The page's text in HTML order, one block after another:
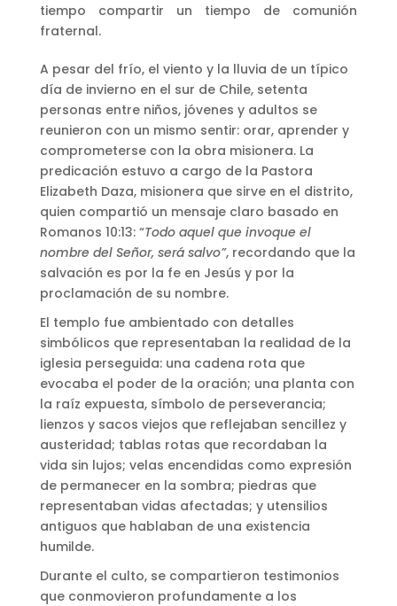
tiempo compartir un tiempo de comunión
fraternal.
A pesar del frío, el viento y la lluvia de un típico
día de invierno en el sur de Chile, setenta
personas entre niños, jóvenes y adultos se
reunieron con un mismo sentir: orar, aprender y
comprometerse con la obra misionera. La
predicación estuvo a cargo de la Pastora
Elizabeth Daza, misionera que sirve en el distrito,
quien compartió un mensaje claro basado en
Romanos 10:13: “Todo aquel que invoque el
nombre del Señor, será salvo”, recordando que la
salvación es por la fe en Jesús y por la
proclamación de su nombre.
El templo fue ambientado con detalles
simbólicos que representaban la realidad de la
iglesia perseguida: una cadena rota que
evocaba el poder de la oración; una planta con
la raíz expuesta, símbolo de perseverancia;
lienzos y sacos viejos que reflejaban sencillez y
austeridad; tablas rotas que recordaban la
vida sin lujos; velas encendidas como expresión
de permanecer en la sombra; piedras que
representaban vidas afectadas; y utensilios
antiguos que hablaban de una existencia
humilde.
Durante el culto, se compartieron testimonios
que conmovieron profundamente a los